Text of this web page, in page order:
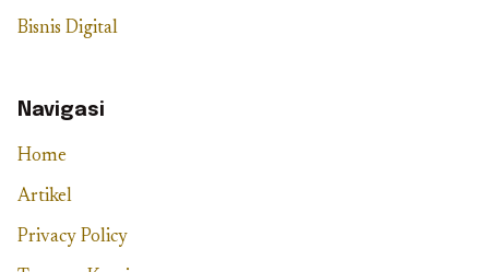
Bisnis Digital
Navigasi
Home
Artikel
Privacy Policy